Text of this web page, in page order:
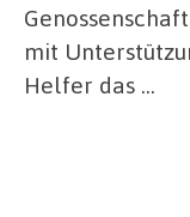
mit
Helfer das …